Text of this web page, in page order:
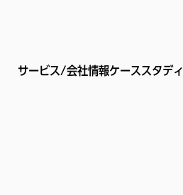
サービス/会社情報ケーススタディ